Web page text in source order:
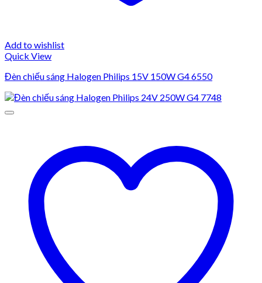
Add to wishlist
Quick View
Đèn chiếu sáng Halogen Philips 15V 150W G4 6550